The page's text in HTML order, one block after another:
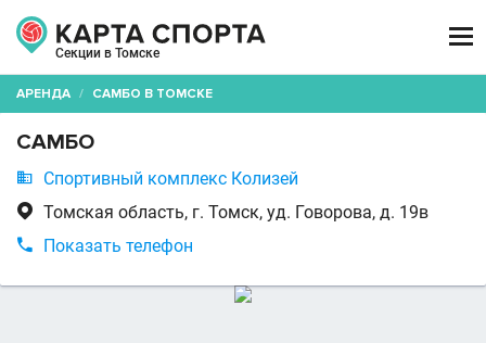
Секции в Томске

АРЕНДА / САМБО В ТОМСКЕ
САМБО
 Спортивный комплекс Колизей
 Томская область, г. Томск, уд. Говорова, д. 19в
 Показать телефон